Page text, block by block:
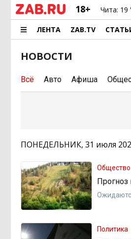
18+ Чита: 19
ЛЕНТА ZAB.TV
НОВОСТИ
Всё Авто Афиша
ПОНЕДЕЛЬНИК, 31 июля
Общество
Прогноз
Политика